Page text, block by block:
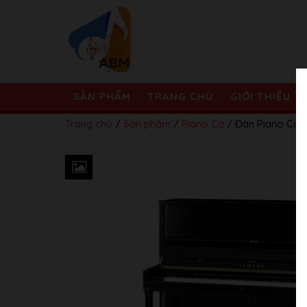
SẢN PHẨM TRANG CHỦ GIỚI THIỆU
Trang chủ / Sản phẩm / Piano Cơ / Đàn Piano Cơ